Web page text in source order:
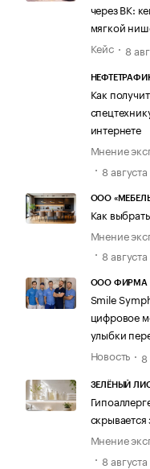
через ВК:
мягкой
Кейс
8
Как
интернете
Мнение
8
ООО
Как
Мнение
8
ООО ФИРМА
Smile
цифровое
улыбки
Новость
ЗЕЛЁНЫЙ
Мнение
8